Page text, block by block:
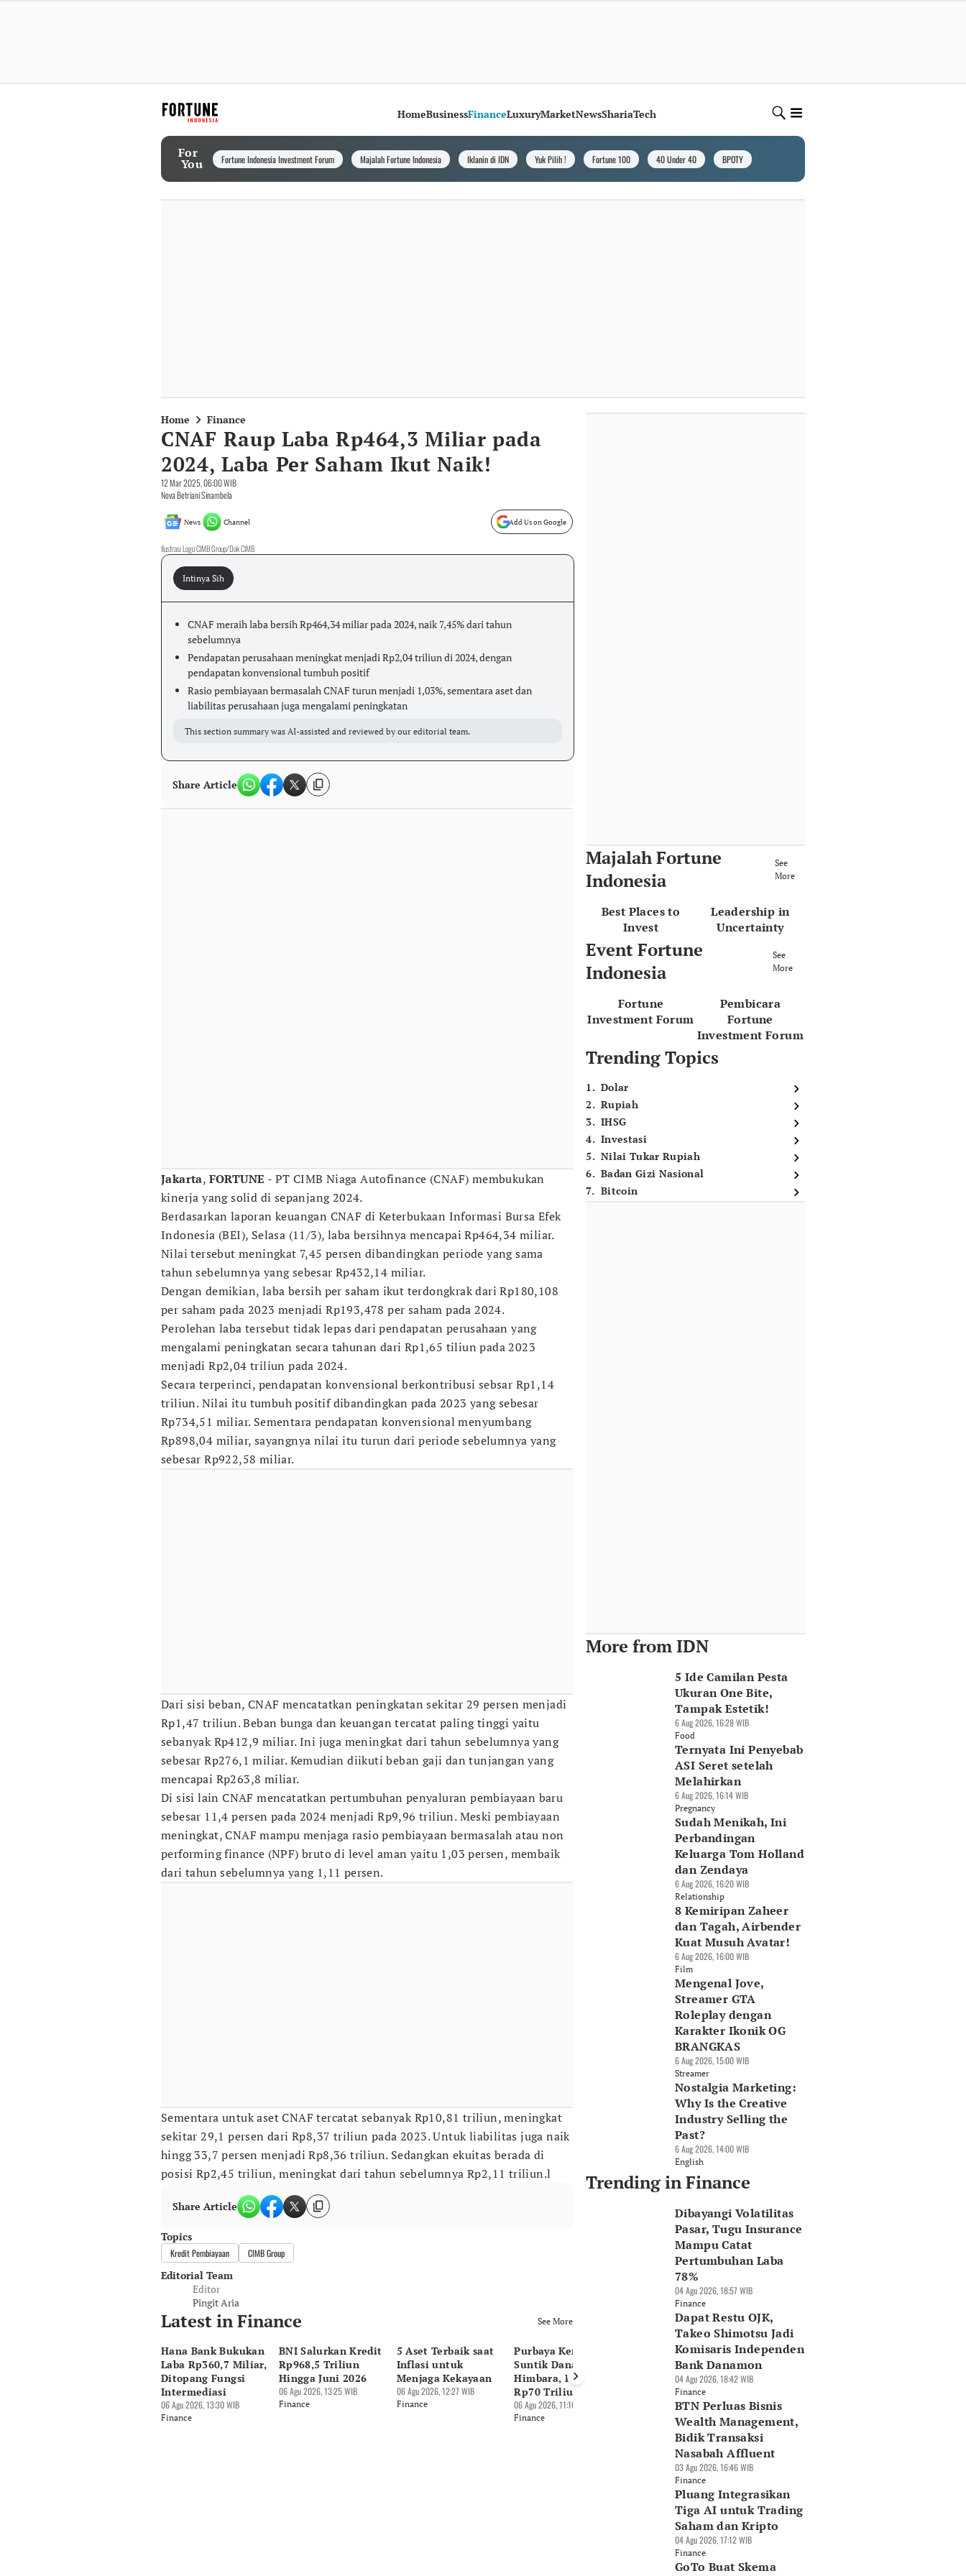
HomeBusinessFinanceLuxuryMarketNewsShariaTech
For
You Fortune Indonesia Investment Forum Majalah Fortune Indonesia Iklanin di IDN Yuk Pilih ! Fortune 100 40 Under 40 BPOTY
Home Finance
CNAF Raup Laba Rp464,3 Miliar pada
2024, Laba Per Saham Ikut Naik!
12 Mar 2025, 06:00 WIB
Nova Betriani Sinambela
News Channel Add Us on Google
Ilustrasi Logo CIMB Group/Dok CIMB
Intinya Sih
CNAF meraih laba bersih Rp464,34 miliar pada 2024, naik 7,45% dari tahun
sebelumnya
Pendapatan perusahaan meningkat menjadi Rp2,04 triliun di 2024, dengan
pendapatan konvensional tumbuh positif
Rasio pembiayaan bermasalah CNAF turun menjadi 1,03%, sementara aset dan
liabilitas perusahaan juga mengalami peningkatan
This section summary was AI-assisted and reviewed by our editorial team.
Share Article
Jakarta, FORTUNE - PT CIMB Niaga Autofinance (CNAF) membukukan
kinerja yang solid di sepanjang 2024.
Berdasarkan laporan keuangan CNAF di Keterbukaan Informasi Bursa Efek
Indonesia (BEI), Selasa (11/3), laba bersihnya mencapai Rp464,34 miliar.
Nilai tersebut meningkat 7,45 persen dibandingkan periode yang sama
tahun sebelumnya yang sebesar Rp432,14 miliar.
Dengan demikian, laba bersih per saham ikut terdongkrak dari Rp180,108
per saham pada 2023 menjadi Rp193,478 per saham pada 2024.
Perolehan laba tersebut tidak lepas dari pendapatan perusahaan yang
mengalami peningkatan secara tahunan dari Rp1,65 tiliun pada 2023
menjadi Rp2,04 triliun pada 2024.
Secara terperinci, pendapatan konvensional berkontribusi sebsar Rp1,14
triliun. Nilai itu tumbuh positif dibandingkan pada 2023 yang sebesar
Rp734,51 miliar. Sementara pendapatan konvensional menyumbang
Rp898,04 miliar, sayangnya nilai itu turun dari periode sebelumnya yang
sebesar Rp922,58 miliar.
Dari sisi beban, CNAF mencatatkan peningkatan sekitar 29 persen menjadi
Rp1,47 triliun. Beban bunga dan keuangan tercatat paling tinggi yaitu
sebanyak Rp412,9 miliar. Ini juga meningkat dari tahun sebelumnya yang
sebesar Rp276,1 miliar. Kemudian diikuti beban gaji dan tunjangan yang
mencapai Rp263,8 miliar.
Di sisi lain CNAF mencatatkan pertumbuhan penyaluran pembiayaan baru
sebesar 11,4 persen pada 2024 menjadi Rp9,96 triliun. Meski pembiayaan
meningkat, CNAF mampu menjaga rasio pembiayaan bermasalah atau non
performing finance (NPF) bruto di level aman yaitu 1,03 persen, membaik
dari tahun sebelumnya yang 1,11 persen.
Sementara untuk aset CNAF tercatat sebanyak Rp10,81 triliun, meningkat
sekitar 29,1 persen dari Rp8,37 triliun pada 2023. Untuk liabilitas juga naik
hingg 33,7 persen menjadi Rp8,36 triliun. Sedangkan ekuitas berada di
posisi Rp2,45 triliun, meningkat dari tahun sebelumnya Rp2,11 triliun.l
Share Article
Topics
Kredit Pembiayaan CIMB Group
Editorial Team
Editor
Pingit Aria
Latest in Finance See More
Hana Bank Bukukan
Laba Rp360,7 Miliar,
Ditopang Fungsi
Intermediasi
06 Agu 2026, 13:30 WIB
Finance
BNI Salurkan Kredit
Rp968,5 Triliun
Hingga Juni 2026
06 Agu 2026, 13:25 WIB
Finance
5 Aset Terbaik saat
Inflasi untuk
Menjaga Kekayaan
06 Agu 2026, 12:27 WIB
Finance
Purbaya Kembali
Suntik Dana SAL ke
Himbara, Kali Ini
Rp70 Triliun
06 Agu 2026, 11:10 WIB
Finance
Pinjaman Berbasis
Dokumen Dinilai
Beri Kepastian
Hukum Pergadaian
05 Agu 2026, 15:52 WIB
Tabungan Melemah,
Masyarakat Beralih
ke Pinjol
Finance
Majalah Fortune
Indonesia
See
More
Best Places to
Invest
Leadership in
Uncertainty
Event Fortune
Indonesia
See
More
Fortune
Investment Forum
Pembicara
Fortune
Investment Forum
Trending Topics
1. Dolar
2. Rupiah
3. IHSG
4. Investasi
5. Nilai Tukar Rupiah
6. Badan Gizi Nasional
7. Bitcoin
More from IDN
5 Ide Camilan Pesta
Ukuran One Bite,
Tampak Estetik!
6 Aug 2026, 16:28 WIB
Food
Ternyata Ini Penyebab
ASI Seret setelah
Melahirkan
6 Aug 2026, 16:14 WIB
Pregnancy
Sudah Menikah, Ini
Perbandingan
Keluarga Tom Holland
dan Zendaya
6 Aug 2026, 16:20 WIB
Relationship
8 Kemiripan Zaheer
dan Tagah, Airbender
Kuat Musuh Avatar!
6 Aug 2026, 16:00 WIB
Film
Mengenal Jove,
Streamer GTA
Roleplay dengan
Karakter Ikonik OG
BRANGKAS
6 Aug 2026, 15:00 WIB
Streamer
Nostalgia Marketing:
Why Is the Creative
Industry Selling the
Past?
6 Aug 2026, 14:00 WIB
English
Trending in Finance
Dibayangi Volatilitas
Pasar, Tugu Insurance
Mampu Catat
Pertumbuhan Laba
78%
04 Agu 2026, 18:57 WIB
Finance
Dapat Restu OJK,
Takeo Shimotsu Jadi
Komisaris Independen
Bank Danamon
04 Agu 2026, 18:42 WIB
Finance
BTN Perluas Bisnis
Wealth Management,
Bidik Transaksi
Nasabah Affluent
03 Agu 2026, 16:46 WIB
Finance
Pluang Integrasikan
Tiga AI untuk Trading
Saham dan Kripto
04 Agu 2026, 17:12 WIB
Finance
GoTo Buat Skema